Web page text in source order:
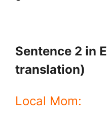
Sentence 2 in
translation)
Local Mom: